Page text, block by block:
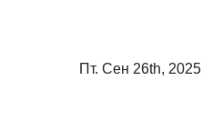
содержаниюПт. Сен 26th, 2025